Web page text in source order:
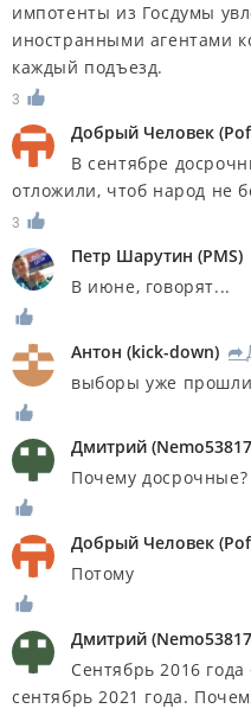
импотенты из Госдумы
иностранными агентами
каждый подъезд.
3
Добрый Человек (
В сентябре
отложили, чтоб народ не
3
Петр Шарутин (PMS)
В июне, говорят...
Антон (kick-down) R
выборы уже
Дмитрий (Nemo53817
Почему досрочные?
Добрый Человек (
Потому
Дмитрий (Nemo53817
Сентябрь 2016
сентябрь 2021 года.